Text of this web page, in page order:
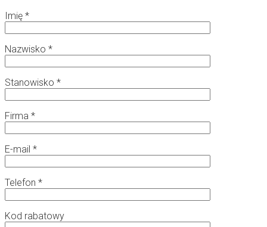
Imię *
Nazwisko *
Stanowisko *
Firma *
E-mail *
Telefon *
Kod rabatowy